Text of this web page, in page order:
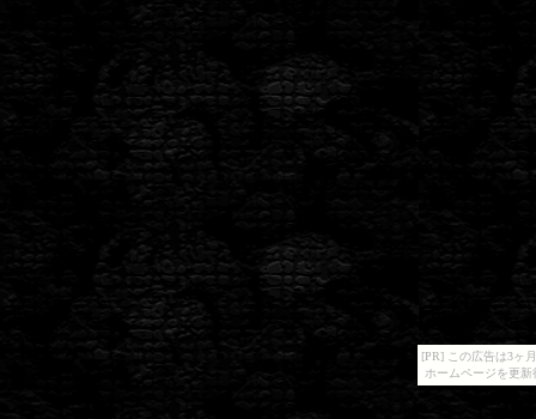
[PR] この広告は3ヶ
ホームページを更